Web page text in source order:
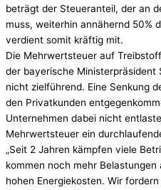
beträgt der Steueranteil, der an
muss, weiterhin annähernd 50%
verdient somit kräftig mit.
Die Mehrwertsteuer auf
der bayerische
nicht zielführend. Eine Senkung
den Privatkunden
Unternehmen dabei nicht
Mehrwertsteuer ein
„Seit 2 Jahren kämpfen viele
kommen noch mehr
hohen Energiekosten. Wir